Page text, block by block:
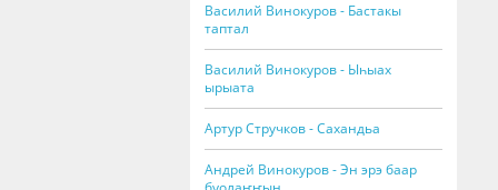
Василий Винокуров - Бастакы
таптал
Василий Винокуров - Ыһыах
ырыата
Артур Стручков - Сахандьа
Андрей Винокуров - Эн эрэ баар